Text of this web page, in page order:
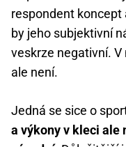
respondent
by jeho subjektivní
veskrze negativní.
ale není.
Jedná se sice o
a výkony v kleci ale